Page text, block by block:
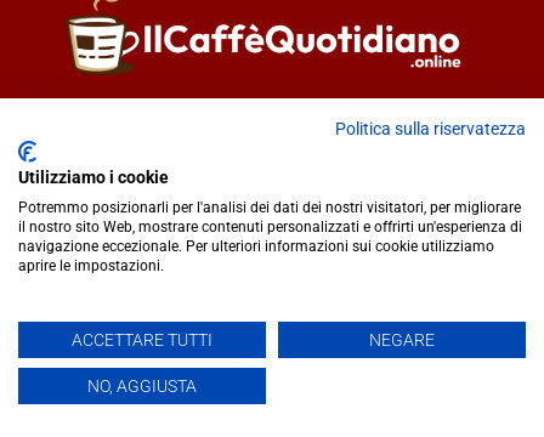
redazione@ilcaffequotidiano.online
C.F. 92076900858
Chi siamo
Privacy & Cookie Policy
IlCaffèQuotidiano.online è una testata giornalistica registrata
presso il Tribunale di Caltanissetta n.02/2024 del 17/07/2024 |
Realizzato da
Politica sulla riservatezza
Utilizziamo i cookie
Potremmo posizionarli per l'analisi dei dati dei nostri visitatori, per migliorare
il nostro sito Web, mostrare contenuti personalizzati e offrirti un'esperienza di
navigazione eccezionale. Per ulteriori informazioni sui cookie utilizziamo
aprire le impostazioni.
ACCETTARE TUTTI NEGARE
NO, AGGIUSTA